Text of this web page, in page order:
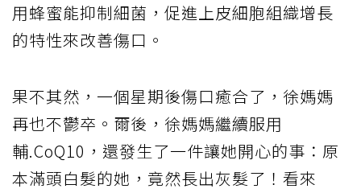
用蜂蜜能抑制細菌，促進上皮細胞組織增長
的特性來改善傷口。
果不其然，一個星期後傷口癒合了，徐媽媽
再也不鬱卒。爾後，徐媽媽繼續服用
輔.CoQ10，還發生了一件讓她開心的事：原
本滿頭白髮的她，竟然長出灰髮了！看來